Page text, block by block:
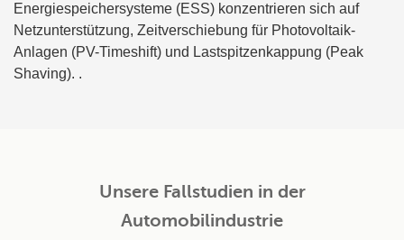
Energiespeichersysteme (ESS) konzentrieren sich auf
Netzunterstützung, Zeitverschiebung für Photovoltaik-
Anlagen (PV-Timeshift) und Lastspitzenkappung (Peak
Shaving). .
Unsere Fallstudien in der
Automobilindustrie